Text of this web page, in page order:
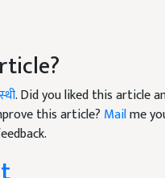
. Did you liked this article
this article? Mailme